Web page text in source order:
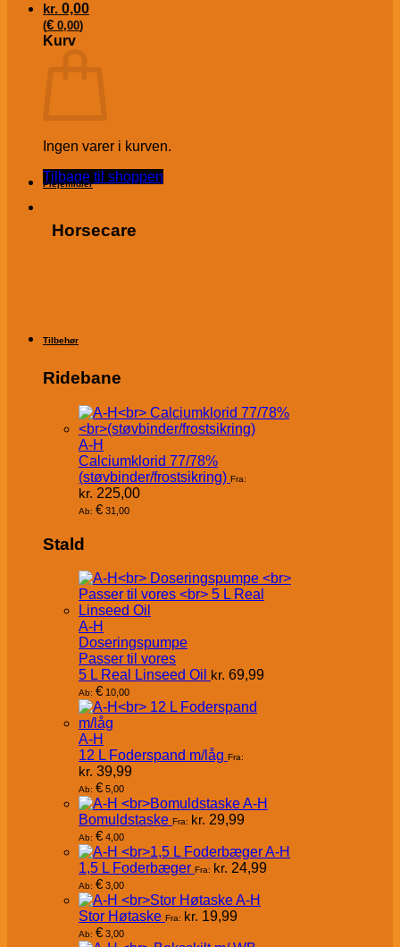
kr. 0,00
(€ 0,00)
Kurv
Ingen varer i kurven.
Tilbage til shoppen
Plejemidler
Horsecare
Tilbehør
Ridebane
A-H
Calciumklorid 77/78%
(støvbinder/frostsikring) Fra:
kr. 225,00
Ab: € 31,00
Stald
A-H
Doseringspumpe
Passer til vores
5 L Real Linseed Oil kr. 69,99
Ab: € 10,00
A-H
12 L Foderspand m/låg Fra:
kr. 39,99
Ab: € 5,00
A-H
Bomuldstaske Fra: kr. 29,99
Ab: € 4,00
A-H
1,5 L Foderbæger Fra: kr. 24,99
Ab: € 3,00
A-H
Stor Høtaske Fra: kr. 19,99
Ab: € 3,00